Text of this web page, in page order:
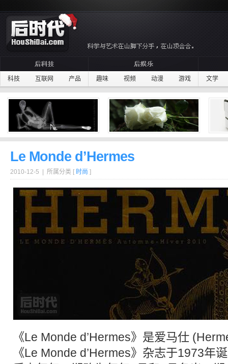
科技 互联网 产品 趣味 视频 动漫 游戏 文学
Le Monde d’Hermes
2010-12-5 | 所属分类 [ 时尚 ]
《Le Monde d’Hermes》是爱马仕
《Le Monde d’Hermes》 杂志于1973年